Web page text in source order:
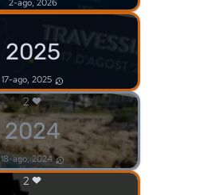
2025
17-ago, 2025
2
2024
18-ago, 2024
2